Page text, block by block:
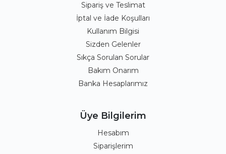
Sipariş ve Teslimat
İptal ve İade Koşulları
Kullanım Bilgisi
Sizden Gelenler
Sıkça Sorulan Sorular
Bakım Onarım
Banka Hesaplarımız
Üye Bilgilerim
Hesabım
Siparişlerim